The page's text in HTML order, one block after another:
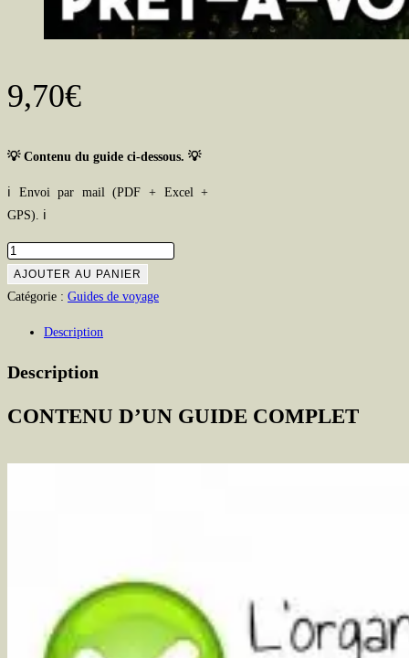
9,70€
💡 Contenu du guide ci-dessous. 💡
ℹ️ Envoi par mail (PDF + Excel +
GPS). ℹ️
quantité
de
Visiter
4
AJOUTER AU PANIER
Catégorie : Guides de voyage
Description
Description
CONTENU D’UN GUIDE COMPLET